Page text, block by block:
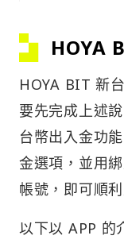
HOYA
HOYA BIT 新
要先完成上述
台幣出入金功
金選項，並用
帳號，即可順
以下以 APP 的